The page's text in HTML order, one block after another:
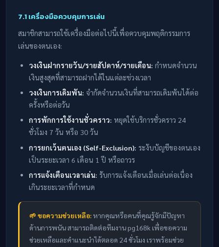
7.1 เครื่องมือควบคุมการเล่น
สมาชิกสามารถใช้เครื่องมือต่อไปนี้เพื่อควบคุมพฤติกรรมการ
เล่นของตนเอง:
วงเงินฝากรายวัน/รายสัปดาห์/รายเดือน: กำหนดจำนวน
เงินสูงสุดที่สามารถฝากได้ในแต่ละช่วงเวลา
วงเงินการเดิมพัน: จำกัดจำนวนเงินที่สามารถเดิมพันได้ต่อ
ครั้งหรือต่อวัน
การพักการใช้งานชั่วคราว: หยุดใช้บริการชั่วคราว 24
ชั่วโมง 7 วัน หรือ 30 วัน
การยกเว้นตนเอง (Self-Exclusion): ระงับบัญชีของตนเอง
เป็นระยะเวลา 6 เดือน 1 ปี หรือถาวร
การแจ้งเตือนเวลาเล่น: รับการแจ้งเตือนเมื่อเล่นต่อเนื่อง
เกินระยะเวลาที่กำหนด
🌱 ขอความช่วยเหลือ: หากคุณหรือคนที่คุณรู้จักมีปัญหา
ด้านการพนัน สามารถติดต่อทีมงาน pg168k เพื่อขอความ
ช่วยเหลือและคำแนะนำได้ตลอด 24 ชั่วโมง เราพร้อมช่วย